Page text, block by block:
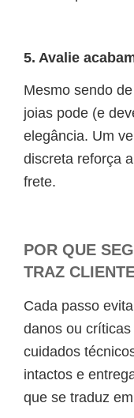
5. Avalie
Mesmo sendo
joias pode (e
elegância. Um
discreta reforça
frete.
POR QUE
TRAZ
Cada passo
danos ou
cuidados
intactos e
que se traduz